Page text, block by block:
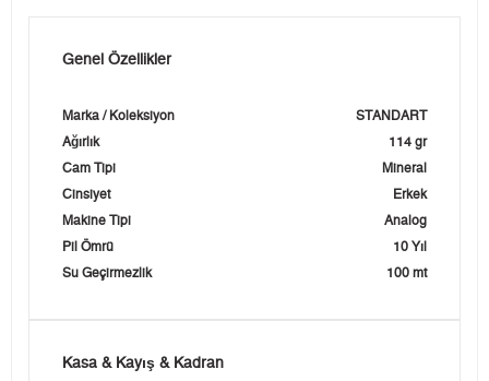
Genel Özellikler
Marka / Koleksiyon
STANDART
Ağırlık
114 gr
Cam Tipi
Mineral
Cinsiyet
Erkek
Makine Tipi
Analog
Pil Ömrü
10 Yıl
Su Geçirmezlik
100 mt
Kasa & Kayış & Kadran